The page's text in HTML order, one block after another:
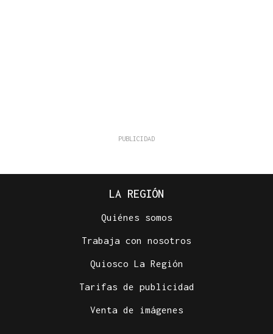
LA REGIÓN
Quiénes somos
Trabaja con nosotros
Quiosco La Región
Tarifas de publicidad
Venta de imágenes